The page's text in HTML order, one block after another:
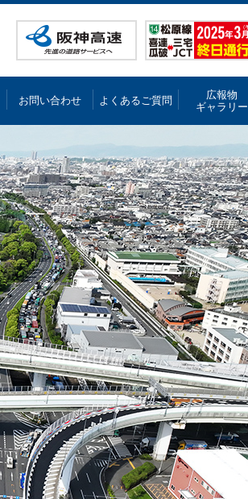
阪神高速4号湾岸線リニューアル工事
お問い合わせ よくあるご質問 広報物
ギャラリー